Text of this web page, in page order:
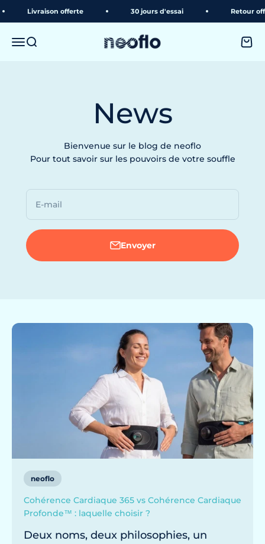
Passer au contenu
Livraison offerte 30 jours d'essai Retour offert
MenuRecherche neoflo
News
Bienvenue sur le blog de neoflo
Pour tout savoir sur les pouvoirs de votre souffle
E-mail
Envoyer
neoflo
Cohérence Cardiaque 365 vs Cohérence Cardiaque
Profonde™ : laquelle choisir ?
Deux noms, deux philosophies, un